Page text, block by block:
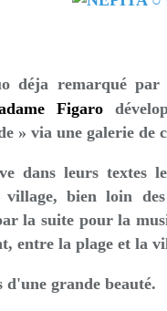
déja remarqué par
Figaro
» via une galerie de
dans leurs textes
bien loin
la suite pour la
entre la plage et la
d'une grande beauté.